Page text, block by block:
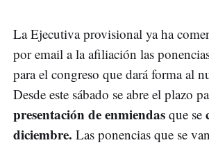
La Ejecutiva provisional ya ha
por email a la afiliación las
para el congreso que dará forma al
Desde este sábado se abre el plazo
presentación de enmiendas que se
diciembre. Las ponencias que se